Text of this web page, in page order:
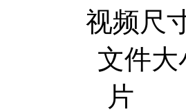
视频尺
文件
片